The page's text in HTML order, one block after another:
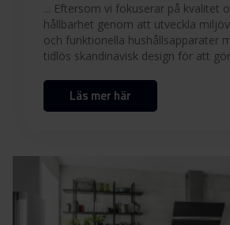
... Eftersom vi fokuserar på kvalitet
hållbarhet genom att utveckla
och funktionella hushållsapparater
tidlös skandinavisk design för att
Läs mer här